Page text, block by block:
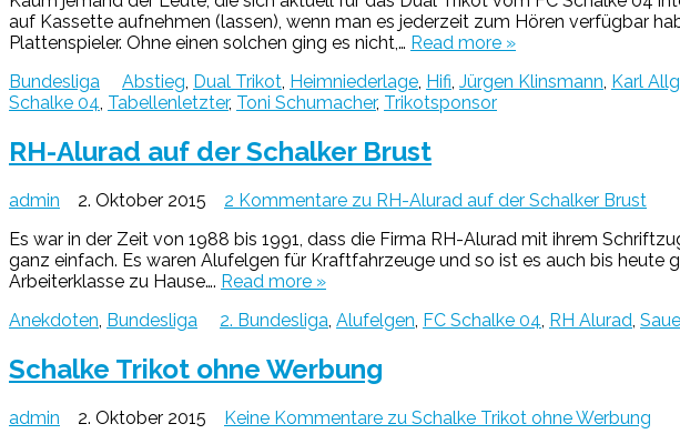
auf Kassette aufnehmen (lassen), wenn man es jederzeit zum Hören verfügbar
Plattenspieler. Ohne einen solchen ging es nicht,… Read more »
Bundesliga
Abstieg, Dual Trikot, Heimniederlage, Hifi, Jürgen Klinsmann, Karl
Schalke 04, Tabellenletzter, Toni Schumacher, Trikotsponsor
RH-Alurad auf der Schalker Brust
admin 2. Oktober 2015 2 Kommentare zu RH-Alurad auf der Schalker Brust
Es war in der Zeit von 1988 bis 1991, dass die Firma RH-Alurad mit ihrem
ganz einfach. Es waren Alufelgen für Kraftfahrzeuge und so ist es auch bis
Arbeiterklasse zu Hause…. Read more »
Anekdoten, Bundesliga 2. Bundesliga, Alufelgen, FC Schalke 04, RH Alurad,
Schalke Trikot ohne Werbung
admin 2. Oktober 2015 Keine Kommentare zu Schalke Trikot ohne Werbung